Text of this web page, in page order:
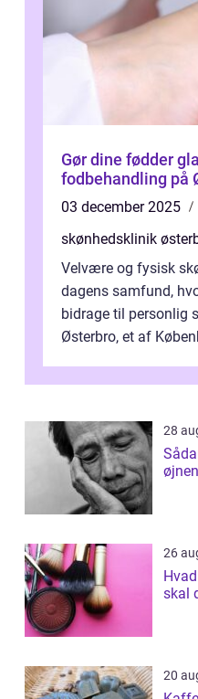
Gør dine fødder
fodbehandling på
03 december 2025
skønhedsklinik
Velvære og fysisk
dagens samfund,
bidrage til personlig
Østerbro, et af
28
26
skal
20